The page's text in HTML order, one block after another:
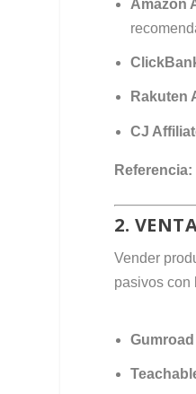
Amazon
Rakuten
CJ
Referencia:
2.
Vender
pasivos con
Gumroad